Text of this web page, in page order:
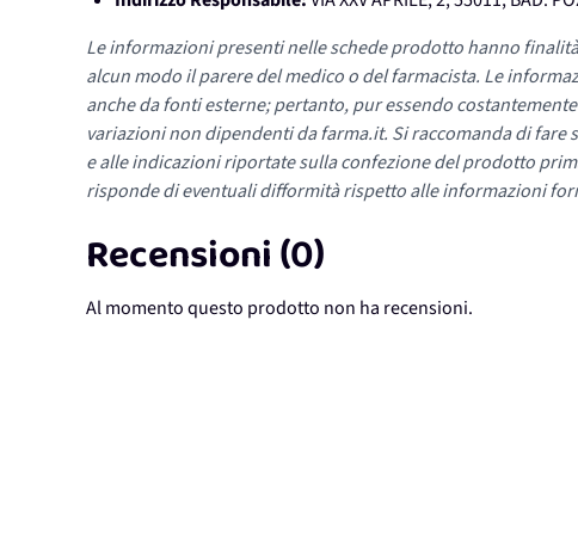
Le informazioni presenti nelle schede prodotto hanno
alcun modo il parere del medico o del farmacista. Le
anche da fonti esterne; pertanto, pur essendo
variazioni non dipendenti da farma.it. Si raccomanda di
e alle indicazioni riportate sulla confezione del prodotto
risponde di eventuali difformità rispetto alle informazioni
Recensioni (0)
Al momento questo prodotto non ha recensioni.